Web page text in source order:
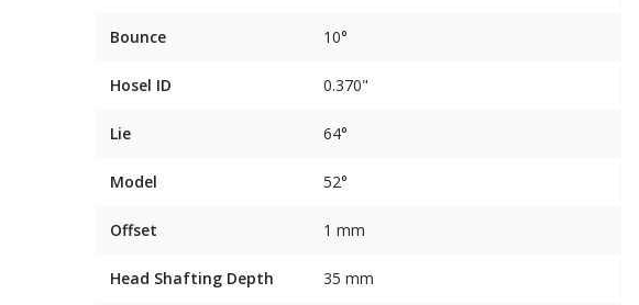
Bounce 10°
Hosel ID 0.370"
Lie 64°
Model 52°
Offset 1 mm
Head Shafting Depth 35 mm